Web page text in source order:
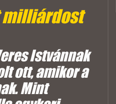
milliárdost
Istvánnak
ott, amikor a
Mint